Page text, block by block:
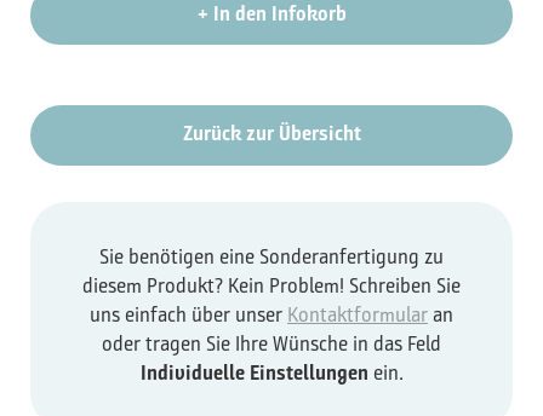
+ In den Infokorb
Zurück zur Übersicht
Sie benötigen eine Sonderanfertigung zu
diesem Produkt? Kein Problem! Schreiben Sie
uns einfach über unser Kontaktformular an
oder tragen Sie Ihre Wünsche in das Feld
Individuelle Einstellungen ein.